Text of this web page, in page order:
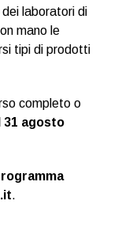
laboratori di
mano le
tipi di prodotti
completo o
31 agosto
.